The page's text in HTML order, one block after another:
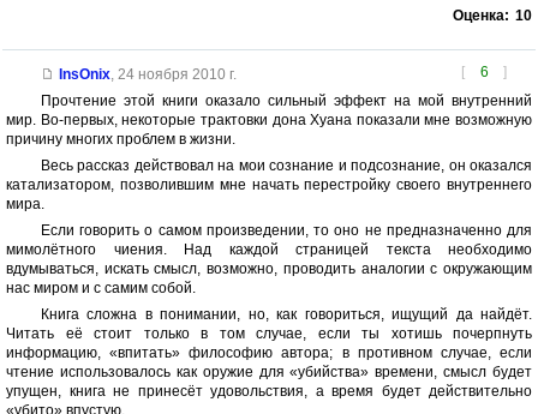
Оценка: 10
[ 6 ]
InsOnix, 24 ноября 2010 г.
Прочтение этой книги оказало сильный эффект на мой внутренний
мир. Во-первых, некоторые трактовки дона Хуана показали мне возможную
причину многих проблем в жизни.
Весь рассказ действовал на мои сознание и подсознание, он оказался
катализатором, позволившим мне начать перестройку своего внутреннего
мира.
Если говорить о самом произведении, то оно не предназначенно для
мимолётного чиения. Над каждой страницей текста необходимо
вдумываться, искать смысл, возможно, проводить аналогии с окружающим
нас миром и с самим собой.
Книга сложна в понимании, но, как говориться, ищущий да найдёт.
Читать её стоит только в том случае, если ты хотишь почерпнуть
информацию, «впитать» философию автора; в противном случае, если
чтение использовалось как оружие для «убийства» времени, смысл будет
упущен, книга не принесёт удовольствия, а время будет действительно
«убито» впустую.